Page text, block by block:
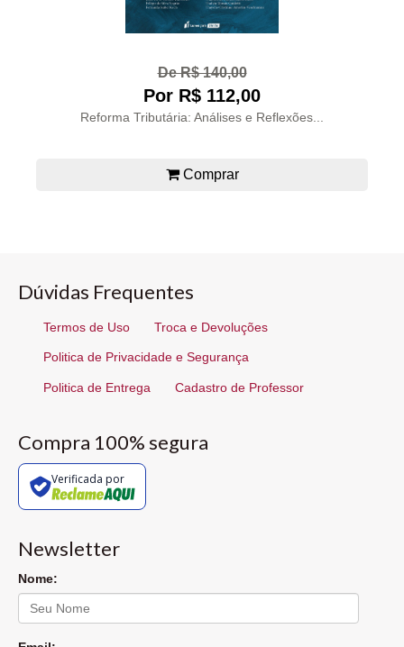
De R$ 140,00
Por R$ 112,00
Reforma Tributária: Análises e Reflexões...
Comprar
Dúvidas Frequentes
Termos de Uso Troca e Devoluções
Politica de Privacidade e Segurança
Politica de Entrega Cadastro de Professor
Compra 100% segura
Verificada por
Newsletter
Nome: